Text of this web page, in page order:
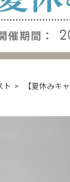
ト 【夏休みキ